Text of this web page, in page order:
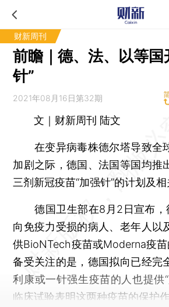
财新周刊
前瞻｜德、法、以等国
针”
2021年08月16日第32期
文｜财新周刊 陆文
在变异病毒株德尔塔导致全
加剧之际，德国、法国等国均推
三剂新冠疫苗“加强针”的计划及相
德国卫生部在8月2日宣布，
向免疫力受损的病人、老年人以
供BioNTech疫苗或Moderna疫苗
备受关注的是，德国拟向已经完
利康或一针强生疫苗的人也提供
临床试验表明这两种疫苗的保护作